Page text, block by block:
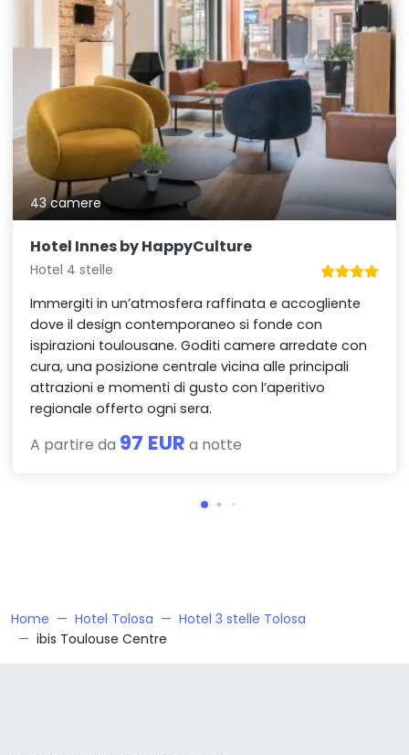
43 camere
Hotel Innes by HappyCulture
Hotel 4 stelle
Immergiti in un’atmosfera raffinata e accogliente
dove il design contemporaneo si fonde con
ispirazioni toulousane. Goditi camere arredate con
cura, una posizione centrale vicina alle principali
attrazioni e momenti di gusto con l’aperitivo
regionale offerto ogni sera.
A partire da 97 EUR a notte
Home Hotel Tolosa
Hotel 3 stelle Tolosa
ibis Toulouse Centre